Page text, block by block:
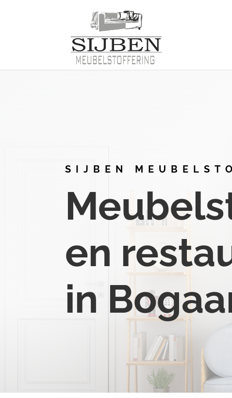
SIJBEN
en
in